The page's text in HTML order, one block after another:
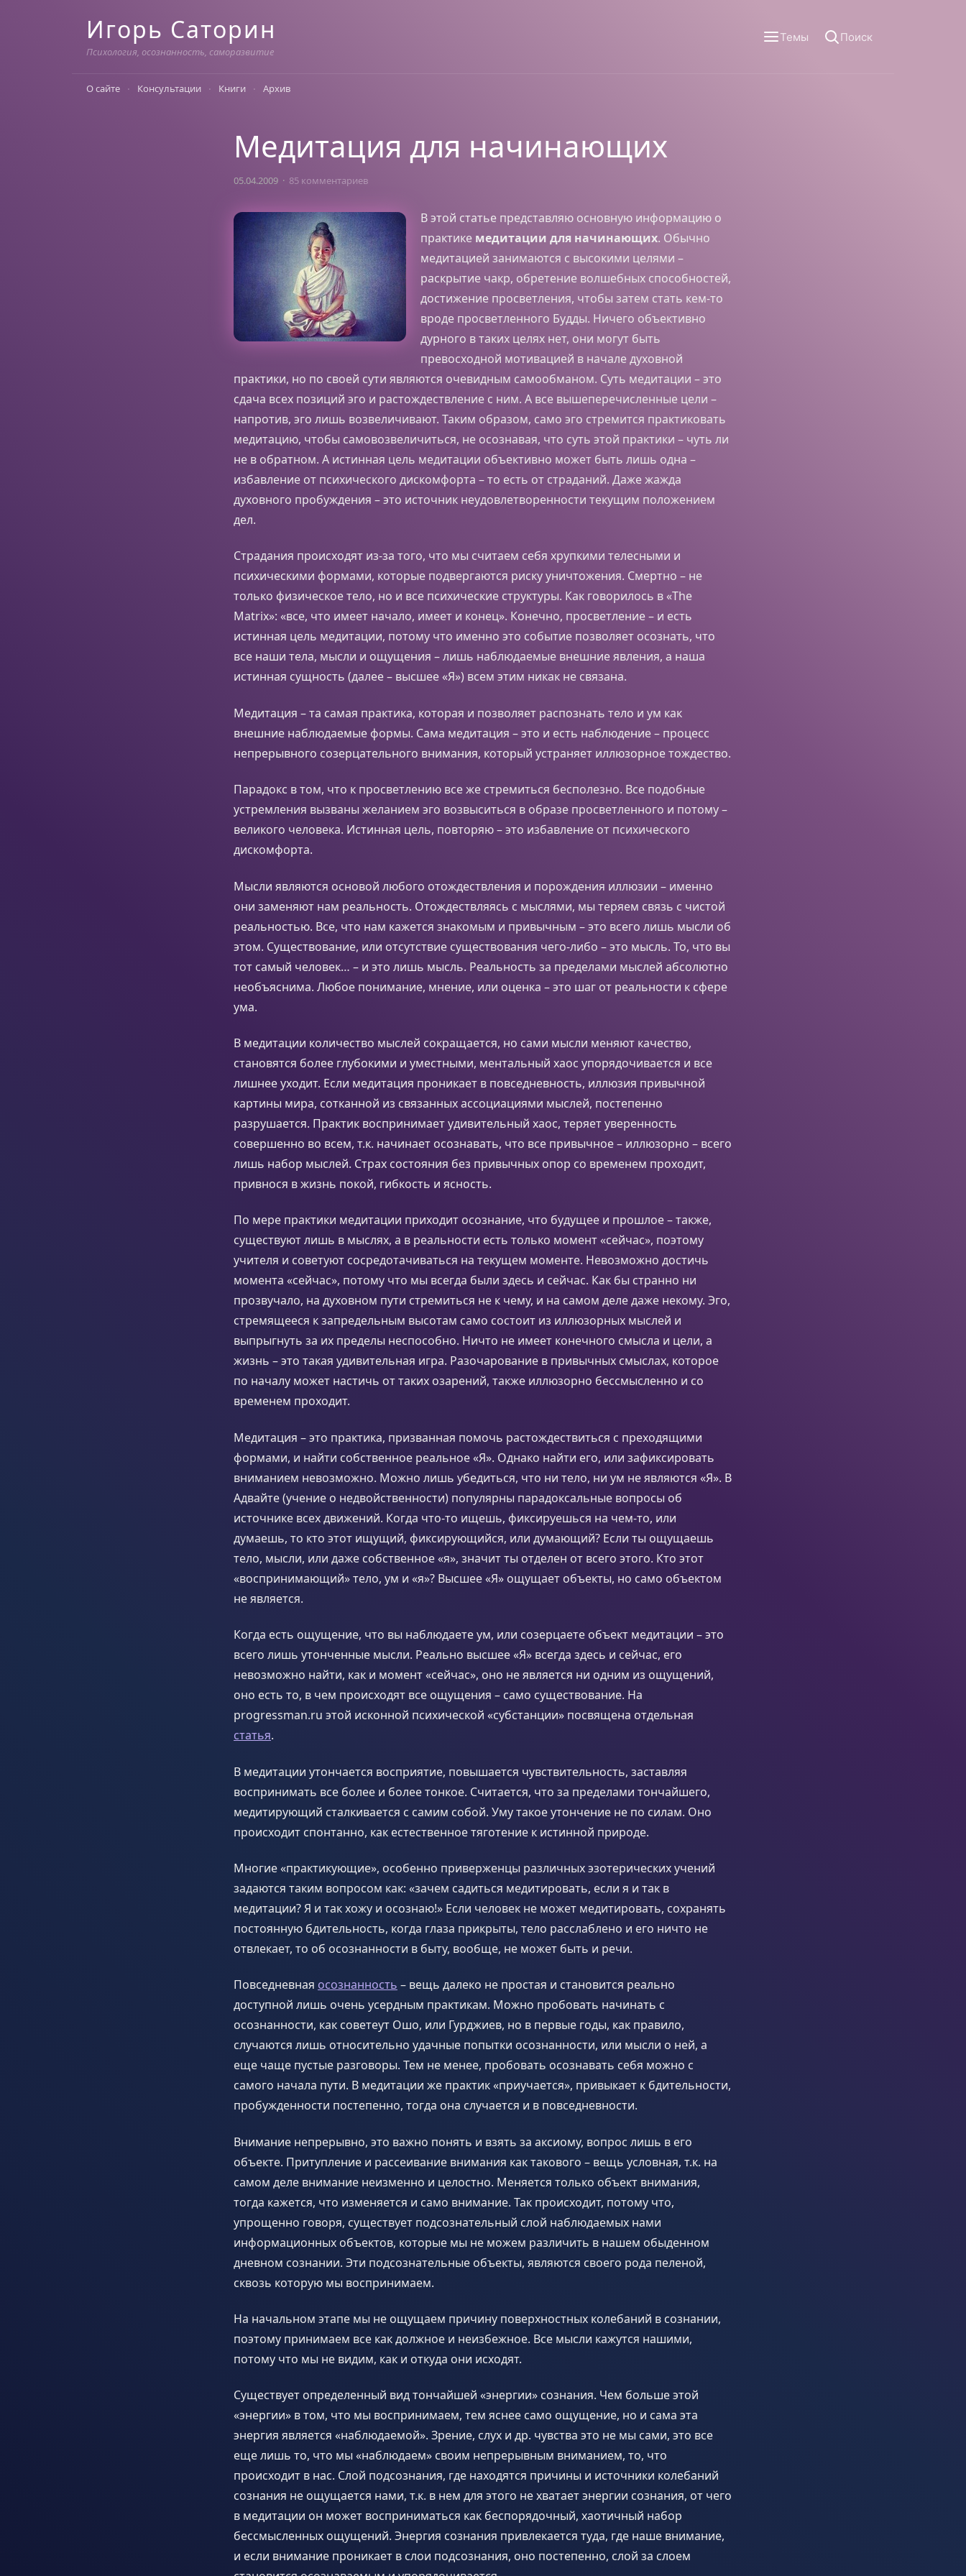
Игорь Саторин
Психология, осознанность, саморазвитие
Темы Поиск
О сайте Консультации Книги Архив
Медитация для начинающих
05.04.2009 85 комментариев
В этой статье представляю основную информацию о
практике медитации для начинающих. Обычно
медитацией занимаются с высокими целями –
раскрытие чакр, обретение волшебных способностей,
достижение просветления, чтобы затем стать кем-то
вроде просветленного Будды. Ничего объективно
дурного в таких целях нет, они могут быть
превосходной мотивацией в начале духовной
практики, но по своей сути являются очевидным самообманом. Суть медитации – это
сдача всех позиций эго и растождествление с ним. А все вышеперечисленные цели –
напротив, эго лишь возвеличивают. Таким образом, само эго стремится практиковать
медитацию, чтобы самовозвеличиться, не осознавая, что суть этой практики – чуть ли
не в обратном. А истинная цель медитации объективно может быть лишь одна –
избавление от психического дискомфорта – то есть от страданий. Даже жажда
духовного пробуждения – это источник неудовлетворенности текущим положением
дел.
Страдания происходят из-за того, что мы считаем себя хрупкими телесными и
психическими формами, которые подвергаются риску уничтожения. Смертно – не
только физическое тело, но и все психические структуры. Как говорилось в «The
Matrix»: «все, что имеет начало, имеет и конец». Конечно, просветление – и есть
истинная цель медитации, потому что именно это событие позволяет осознать, что
все наши тела, мысли и ощущения – лишь наблюдаемые внешние явления, а наша
истинная сущность (далее – высшее «Я») всем этим никак не связана.
Медитация – та самая практика, которая и позволяет распознать тело и ум как
внешние наблюдаемые формы. Сама медитация – это и есть наблюдение – процесс
непрерывного созерцательного внимания, который устраняет иллюзорное тождество.
Парадокс в том, что к просветлению все же стремиться бесполезно. Все подобные
устремления вызваны желанием эго возвыситься в образе просветленного и потому –
великого человека. Истинная цель, повторяю – это избавление от психического
дискомфорта.
Мысли являются основой любого отождествления и порождения иллюзии – именно
они заменяют нам реальность. Отождествляясь с мыслями, мы теряем связь с чистой
реальностью. Все, что нам кажется знакомым и привычным – это всего лишь мысли об
этом. Существование, или отсутствие существования чего-либо – это мысль. То, что вы
тот самый человек… – и это лишь мысль. Реальность за пределами мыслей абсолютно
необъяснима. Любое понимание, мнение, или оценка – это шаг от реальности к сфере
ума.
В медитации количество мыслей сокращается, но сами мысли меняют качество,
становятся более глубокими и уместными, ментальный хаос упорядочивается и все
лишнее уходит. Если медитация проникает в повседневность, иллюзия привычной
картины мира, сотканной из связанных ассоциациями мыслей, постепенно
разрушается. Практик воспринимает удивительный хаос, теряет уверенность
совершенно во всем, т.к. начинает осознавать, что все привычное – иллюзорно – всего
лишь набор мыслей. Страх состояния без привычных опор со временем проходит,
привнося в жизнь покой, гибкость и ясность.
По мере практики медитации приходит осознание, что будущее и прошлое – также,
существуют лишь в мыслях, а в реальности есть только момент «сейчас», поэтому
учителя и советуют сосредотачиваться на текущем моменте. Невозможно достичь
момента «сейчас», потому что мы всегда были здесь и сейчас. Как бы странно ни
прозвучало, на духовном пути стремиться не к чему, и на самом деле даже некому. Эго,
стремящееся к запредельным высотам само состоит из иллюзорных мыслей и
выпрыгнуть за их пределы неспособно. Ничто не имеет конечного смысла и цели, а
жизнь – это такая удивительная игра. Разочарование в привычных смыслах, которое
по началу может настичь от таких озарений, также иллюзорно бессмысленно и со
временем проходит.
Медитация – это практика, призванная помочь растождествиться с преходящими
формами, и найти собственное реальное «Я». Однако найти его, или зафиксировать
вниманием невозможно. Можно лишь убедиться, что ни тело, ни ум не являются «Я». В
Адвайте (учение о недвойственности) популярны парадоксальные вопросы об
источнике всех движений. Когда что-то ищешь, фиксируешься на чем-то, или
думаешь, то кто этот ищущий, фиксирующийся, или думающий? Если ты ощущаешь
тело, мысли, или даже собственное «я», значит ты отделен от всего этого. Кто этот
«воспринимающий» тело, ум и «я»? Высшее «Я» ощущает объекты, но само объектом
не является.
Когда есть ощущение, что вы наблюдаете ум, или созерцаете объект медитации – это
всего лишь утонченные мысли. Реально высшее «Я» всегда здесь и сейчас, его
невозможно найти, как и момент «сейчас», оно не является ни одним из ощущений,
оно есть то, в чем происходят все ощущения – само существование. На
progressman.ru этой исконной психической «субстанции» посвящена отдельная
статья.
В медитации утончается восприятие, повышается чувствительность, заставляя
воспринимать все более и более тонкое. Считается, что за пределами тончайшего,
медитирующий сталкивается с самим собой. Уму такое утончение не по силам. Оно
происходит спонтанно, как естественное тяготение к истинной природе.
Многие «практикующие», особенно приверженцы различных эзотерических учений
задаются таким вопросом как: «зачем садиться медитировать, если я и так в
медитации? Я и так хожу и осознаю!» Если человек не может медитировать, сохранять
постоянную бдительность, когда глаза прикрыты, тело расслаблено и его ничто не
отвлекает, то об осознанности в быту, вообще, не может быть и речи.
Повседневная осознанность – вещь далеко не простая и становится реально
доступной лишь очень усердным практикам. Можно пробовать начинать с
осознанности, как советеут Ошо, или Гурджиев, но в первые годы, как правило,
случаются лишь относительно удачные попытки осознанности, или мысли о ней, а
еще чаще пустые разговоры. Тем не менее, пробовать осознавать себя можно с
самого начала пути. В медитации же практик «приучается», привыкает к бдительности,
пробужденности постепенно, тогда она случается и в повседневности.
Внимание непрерывно, это важно понять и взять за аксиому, вопрос лишь в его
объекте. Притупление и рассеивание внимания как такового – вещь условная, т.к. на
самом деле внимание неизменно и целостно. Меняется только объект внимания,
тогда кажется, что изменяется и само внимание. Так происходит, потому что,
упрощенно говоря, существует подсознательный слой наблюдаемых нами
информационных объектов, которые мы не можем различить в нашем обыденном
дневном сознании. Эти подсознательные объекты, являются своего рода пеленой,
сквозь которую мы воспринимаем.
На начальном этапе мы не ощущаем причину поверхностных колебаний в сознании,
поэтому принимаем все как должное и неизбежное. Все мысли кажутся нашими,
потому что мы не видим, как и откуда они исходят.
Существует определенный вид тончайшей «энергии» сознания. Чем больше этой
«энергии» в том, что мы воспринимаем, тем яснее само ощущение, но и сама эта
энергия является «наблюдаемой». Зрение, слух и др. чувства это не мы сами, это все
еще лишь то, что мы «наблюдаем» своим непрерывным вниманием, то, что
происходит в нас. Слой подсознания, где находятся причины и источники колебаний
сознания не ощущается нами, т.к. в нем для этого не хватает энергии сознания, от чего
в медитации он может восприниматься как беспорядочный, хаотичный набор
бессмысленных ощущений. Энергия сознания привлекается туда, где наше внимание,
и если внимание проникает в слои подсознания, оно постепенно, слой за слоем